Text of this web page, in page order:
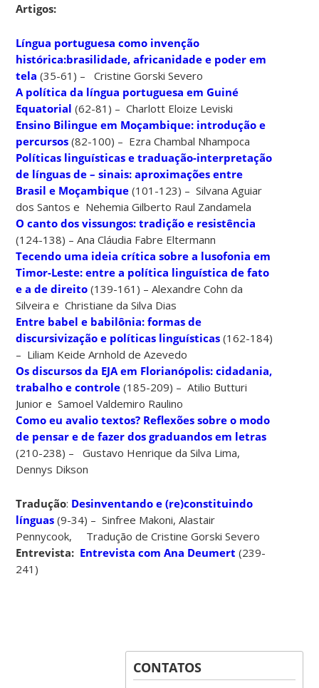
Artigos:
Língua portuguesa como invenção
histórica:brasilidade, africanidade e poder em
tela (35-61) – Cristine Gorski Severo
A política da língua portuguesa em Guiné
Equatorial(62-81) – Charlott Eloize Leviski
Ensino Bilingue em Moçambique: introdução e
percursos (82-100) – Ezra Chambal Nhampoca
Políticas linguísticas e traduação-interpretação
de línguas de – sinais: aproximações entre
Brasil e Moçambique (101-123) – Silvana Aguiar
dos Santos e Nehemia Gilberto Raul Zandamela
O canto dos vissungos: tradição e resistência
(124-138) – Ana Cláudia Fabre Eltermann
Tecendo uma ideia crítica sobre a lusofonia em
Timor-Leste: entre a política linguística de fato
e a de direito(139-161) – Alexandre Cohn da
Silveira e Christiane da Silva Dias
Entre babel e babilônia: formas de
discursivização e políticas linguísticas (162-184)
– Liliam Keide Arnhold de Azevedo
Os discursos da EJA em Florianópolis: cidadania,
trabalho e controle (185-209) – Atilio Butturi
Junior e Samoel Valdemiro Raulino
Como eu avalio textos? Reflexões sobre o modo
de pensar e de fazer dos graduandos em letras
(210-238) – Gustavo Henrique da Silva Lima,
Dennys Dikson
Tradução: Desinventando e (re)constituindo
línguas (9-34) – Sinfree Makoni, Alastair
Pennycook, Tradução de Cristine Gorski Severo
Entrevista: Entrevista com Ana Deumert(239-
241)
CONTATOS